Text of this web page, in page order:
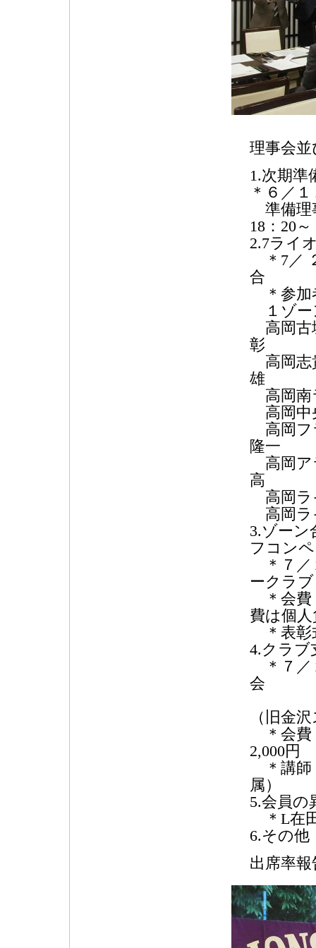
理事会
1.次期準
＊６／
準備理
18：20～
2.7ライ
＊7／
合
＊参加
１ゾー
高岡古
彰
高岡志
雄
高岡南
高岡
高岡フ
隆一
高岡ア
高
高岡
高岡
3.ゾーン
フコン
＊７／
ークラブ
＊会費
費は個
＊表彰
4.クラブ
＊７／
会
（旧金
＊会費
2,000円
＊講
属）
5.会員の
＊L在
6.そ
出席率